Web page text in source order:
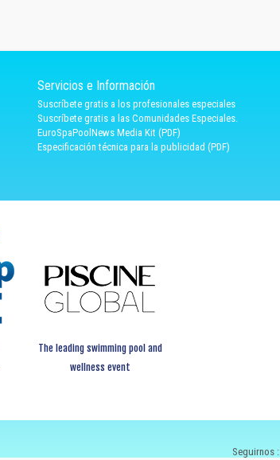
Servicios e Información
Suscríbete gratis a los profesionales especiales
Suscríbete gratis a las Comunidades Especiales.
EuroSpaPoolNews Media Kit (PDF)
Especificación técnica para la publicidad (PDF)
The leading swimming pool and
wellness event
Seguirnos :